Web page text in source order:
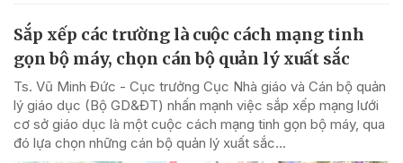
Sắp xếp các trường là cuộc cách mạng tinh
gọn bộ máy, chọn cán bộ quản lý xuất sắc
Ts. Vũ Minh Đức - Cục trưởng Cục Nhà giáo và Cán bộ quản
lý giáo dục (Bộ GD&ĐT) nhấn mạnh việc sắp xếp mạng lưới
cơ sở giáo dục là một cuộc cách mạng tinh gọn bộ máy, qua
đó lựa chọn những cán bộ quản lý xuất sắc...